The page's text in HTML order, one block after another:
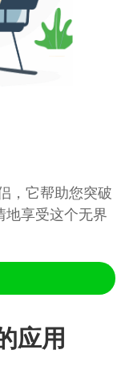
，它帮助您突破
享受这个无界
应用